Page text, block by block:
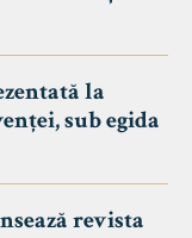
la
sub egida
revista